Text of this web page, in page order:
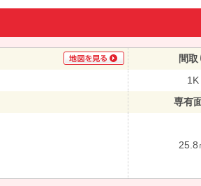
間取
1K
専有
25.8